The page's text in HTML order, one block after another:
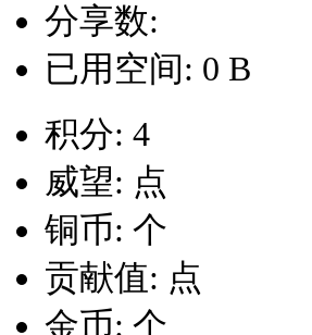
分享数:
已用空间: 0 B
积分: 4
威望: 点
铜币: 个
贡献值: 点
金币: 个